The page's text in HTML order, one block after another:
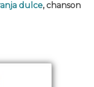
dulce, chanson